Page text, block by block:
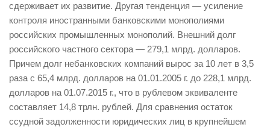
сдерживает их развитие. Другая тенденция — усиление
контроля иностранными банковскими монополиями
российских промышленных монополий. Внешний долг
российского частного сектора — 279,1 млрд. долларов.
Причем долг небанковских компаний вырос за 10 лет в 3,5
раза с 65,4 млрд. долларов на 01.01.2005 г. до 228,1 млрд.
долларов на 01.07.2015 г., что в рублевом эквиваленте
составляет 14,8 трлн. рублей. Для сравнения остаток
ссудной задолженности юридических лиц в крупнейшем